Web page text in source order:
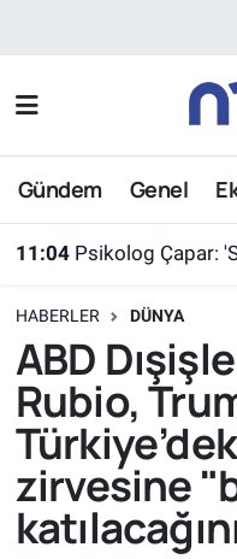
Gündem Genel
11:04 Psikolog Çapar: 'Sıcak
HABERLER DÜNYA
ABD
Rubio,
zirvesine
Nöbetçi Eczaneler
Hava Durumu
Süper Lig Puan
Tüm Manşetler
Son Dakika
Haber Arşivi